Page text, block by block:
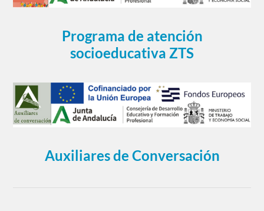
Programa de atención
socioeducativa ZTS
Auxiliares de Conversación